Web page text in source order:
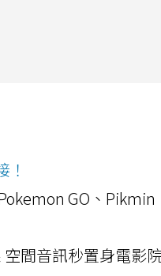
GO、Pikmin
空間音訊秒置身電影